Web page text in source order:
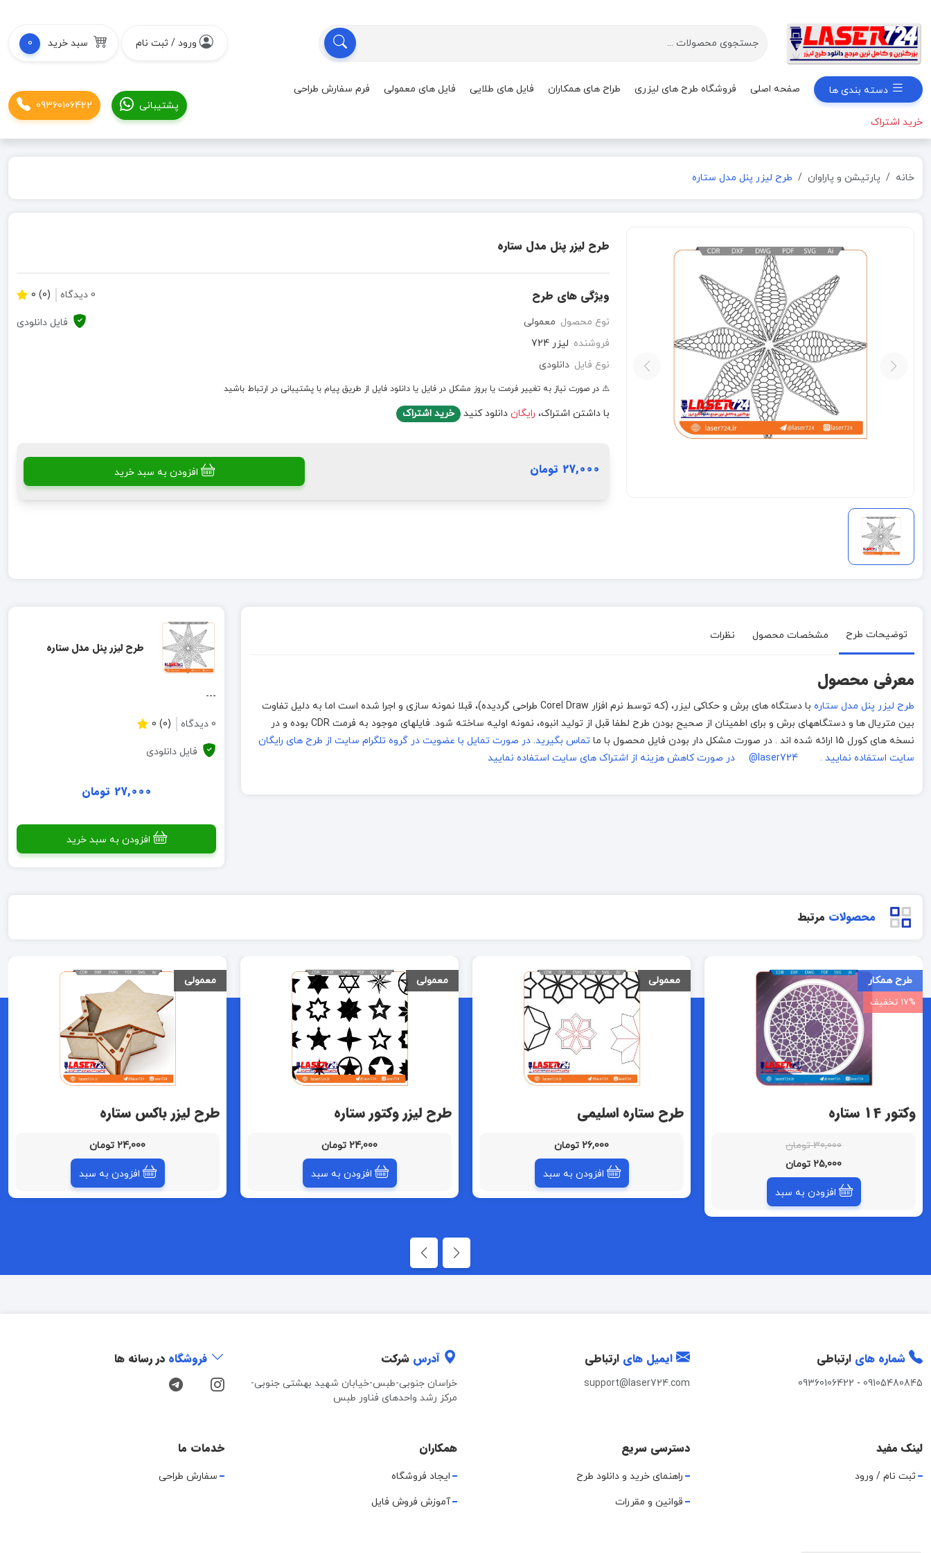
ورود / ثبت نام سبد خرید 0
دسته بندی ها صفحه اصلی فروشگاه طرح های لیزری طراح های همکاران فایل های طلایی فایل های معمولی فرم سفارش طراحی
خرید اشتراک
پشتیبانی 09360106422
خانه پارتیشن و پاراوان طرح لیزر پنل مدل ستاره
طرح لیزر پنل مدل ستاره
ویژگی های طرح
نوع محصول معمولی
فروشنده لیزر 724
نوع فایل دانلودی
0 دیدگاه (0) 0
فایل دانلودی
⚠️ در صورت نیاز به تغییر فرمت یا بروز مشکل در فایل یا دانلود فایل از طریق پیام با پشتیبانی در ارتباط باشید
با داشتن اشتراک، رایگان دانلود کنید خرید اشتراک
27,000 تومان افزودن به سبد خرید
توضیحات طرح مشخصات محصول نظرات
معرفی محصول
طرح لیزر پنل مدل ستاره
با دستگاه های برش و حکاکی لیزر، (که توسط نرم افزار Corel Draw طراحی گردیده)، قبلا نمونه سازی و اجرا شده است اما به دلیل تفاوت
بین متریال ها و دستگاههای برش و برای اطمینان از صحیح بودن طرح لطفا قبل از تولید انبوه، نمونه اولیه ساخته شود. فایلهای موجود به فرمت CDR بوده و در
نسخه های کورل 15 ارائه شده اند . در صورت مشکل دار بودن فایل محصول با ما
تماس بگیرید. در صورت تمایل با عضویت در گروه تلگرام سایت از طرح های رایگان
سایت استفاده نمایید . laser724@
در صورت کاهش هزینه از اشتراک های سایت استفاده نمایید
طرح لیزر پنل مدل ستاره
---
0 دیدگاه (0) 0
فایل دانلودی
27,000 تومان
افزودن به سبد خرید
محصولات مرتبط
طرح همکار
17% تخفیف
وکتور 14 ستاره
30,000 تومان
25,000 تومان
افزودن به سبد
معمولی
طرح ستاره اسلیمی
26,000 تومان
افزودن به سبد
معمولی
طرح لیزر وکتور ستاره
24,000 تومان
افزودن به سبد
معمولی
طرح لیزر باکس ستاره
24,000 تومان
افزودن به سبد
شماره های ارتباطی
09105480845
-
09360106422
ایمیل های ارتباطی
support@laser724.com
آدرس شرکت
خراسان جنوبی-طبس-خیابان شهید بهشتی جنوبی-
مرکز رشد واحدهای فناور طبس
فروشگاه در رسانه ها
لینک مفید
ثبت نام / ورود
دسترسی سریع
راهنمای خرید و دانلود طرح
قوانین و مقررات
همکاران
ایجاد فروشگاه
آموزش فروش فایل
خدمات ما
سفارش طراحی